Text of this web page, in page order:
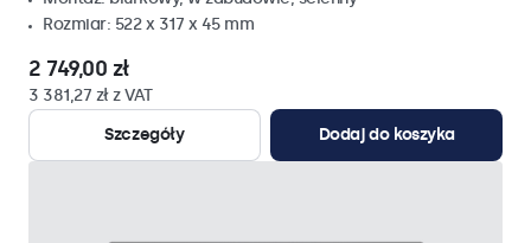
Rozmiar: 522 x 317 x 45 mm
2 749,00 zł
3 381,27 zł z VAT
Szczegóły
Dodaj do koszyka